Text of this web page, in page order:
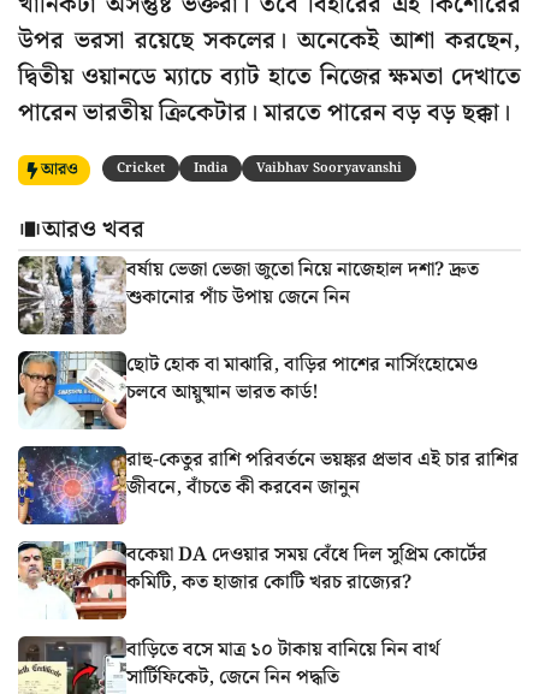
উপর ভরসা রয়েছে সকলের। অনেকেই আশা করছেন,
দ্বিতীয় ওয়ানডে ম্যাচে ব্যাট হাতে নিজের ক্ষমতা দেখাতে
পারেন ভারতীয় ক্রিকেটার। মারতে পারেন বড় বড় ছক্কা।
আরও Cricket India Vaibhav Sooryavanshi
আরও খবর
বর্ষায় ভেজা ভেজা জুতো নিয়ে নাজেহাল দশা? দ্রুত
শুকানোর পাঁচ উপায় জেনে নিন
ছোট হোক বা মাঝারি, বাড়ির পাশের নার্সিংহোমেও
চলবে আয়ুষ্মান ভারত কার্ড!
রাহু-কেতুর রাশি পরিবর্তনে ভয়ঙ্কর প্রভাব এই চার রাশির
জীবনে, বাঁচতে কী করবেন জানুন
বকেয়া DA দেওয়ার সময় বেঁধে দিল সুপ্রিম কোর্টের
কমিটি, কত হাজার কোটি খরচ রাজ্যের?
বাড়িতে বসে মাত্র ১০ টাকায় বানিয়ে নিন বার্থ
সার্টিফিকেট, জেনে নিন পদ্ধতি